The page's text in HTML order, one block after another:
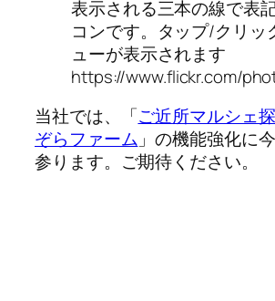
表示される三本の線で表
コンです。タップ/クリッ
ューが表示されます
https://www.flickr.com/
当社では、「ご近所マルシェ
ぞらファーム 」の機能強化に
参ります。ご期待ください。